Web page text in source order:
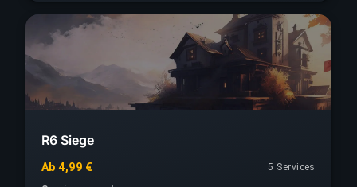
R6 Siege
Ab 4,99 €
5 Services